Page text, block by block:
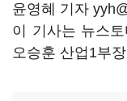
윤영혜 기자
이 기사는 뉴스
오승훈 산업1부